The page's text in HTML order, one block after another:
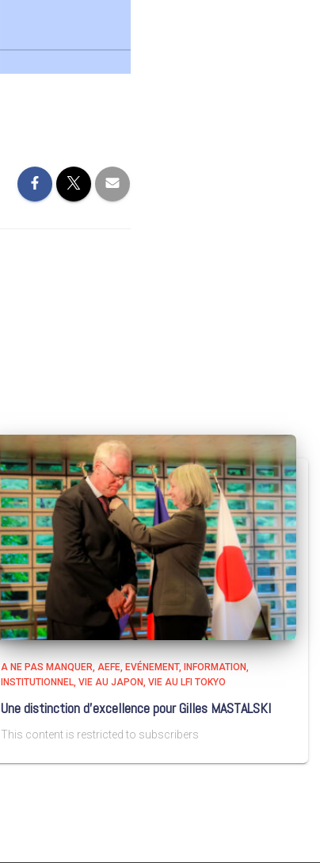
A NE PAS MANQUER AEFE EVÉNEMENT INFORMATION
INSTITUTIONNEL VIE AU JAPON VIE AU LFI TOKYO
Une distinction d’excellence pour Gilles MASTALSKI
This content is restricted to subscribers